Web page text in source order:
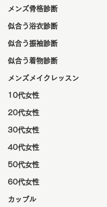
メンズ骨格診断
似合う浴衣診断
似合う振袖診断
似合う着物診断
メンズメイクレッスン
10代女性
20代女性
30代女性
40代女性
50代女性
60代女性
カップル